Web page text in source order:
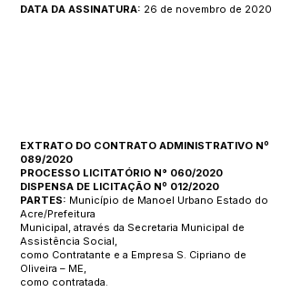
DATA DA ASSINATURA: 26 de novembro de 2020
EXTRATO DO CONTRATO ADMINISTRATIVO Nº
089/2020
PROCESSO LICITATÓRIO N° 060/2020
DISPENSA DE LICITAÇÃO Nº 012/2020
PARTES: Município de Manoel Urbano Estado do
Acre/Prefeitura
Municipal, através da Secretaria Municipal de
Assistência Social,
como Contratante e a Empresa S. Cipriano de
Oliveira – ME,
como contratada.